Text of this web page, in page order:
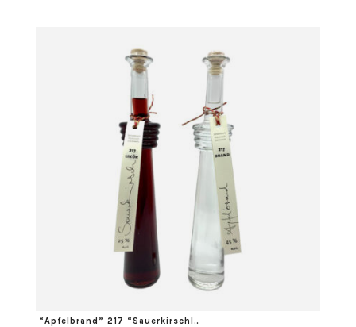
“Apfelbrand” 217 “Sauerkirschlikör”217